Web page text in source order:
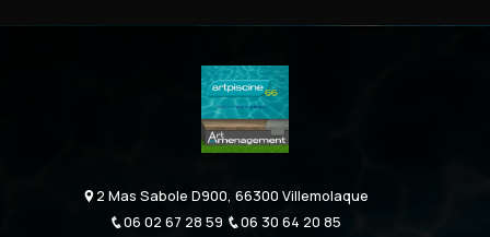
2 Mas Sabole D900, 66300 Villemolaque
06 02 67 28 59
06 30 64 20 85